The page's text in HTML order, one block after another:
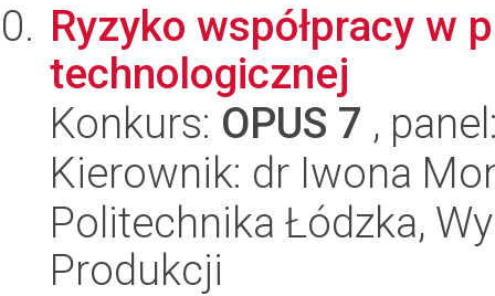
Ryzyko współpracy w
technologicznej
Konkurs: OPUS 7 ,
Kierownik: dr Iwona
Politechnika Łódzka,
Produkcji